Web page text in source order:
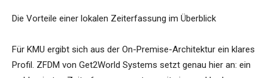
Die Vorteile einer lokalen Zeiterfassung im Überblick
Für KMU ergibt sich aus der On-Premise-Architektur ein klares
Profil. ZFDM von Get2World Systems setzt genau hier an: ein